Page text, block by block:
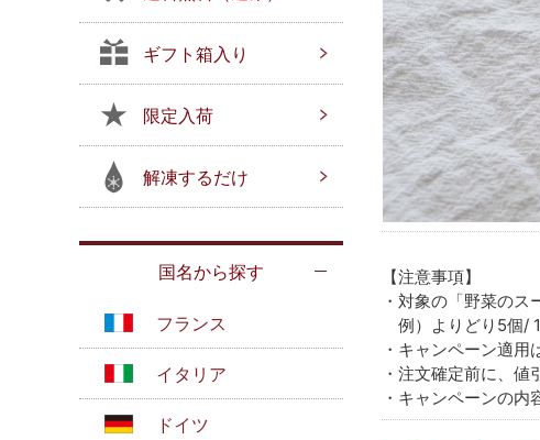
ギフト箱入り
限定入荷
解凍するだけ
国名から探す
フランス
イタリア
ドイツ
【注意事項】
・対象の「野菜のス
例）よりどり5個/
・キャンペーン適用
・注文確定前に、
・キャンペーンの内